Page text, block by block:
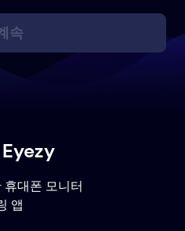
속
Eyezy
휴대폰 모니터
앱